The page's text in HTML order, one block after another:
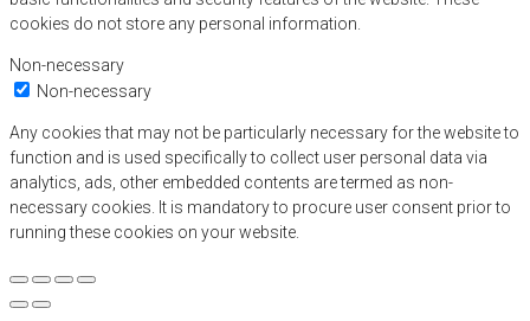
cookies do not store any personal information.
Non-necessary
Non-necessary
Any cookies that may not be particularly necessary for the website to
function and is used specifically to collect user personal data via
analytics, ads, other embedded contents are termed as non-
necessary cookies. It is mandatory to procure user consent prior to
running these cookies on your website.